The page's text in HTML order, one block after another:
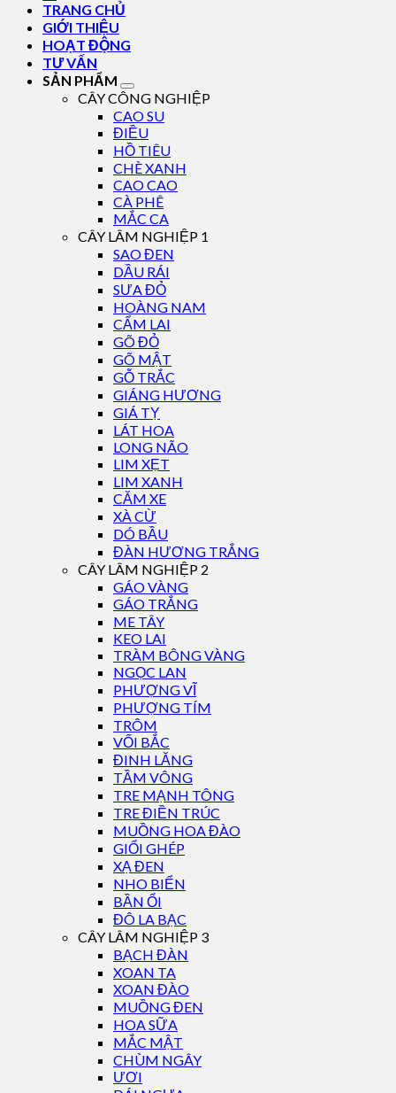
TRANG CHỦ
GIỚI THIỆU
HOẠT ĐỘNG
TƯ VẤN
SẢN PHẨM
CÂY CÔNG NGHIỆP
CAO SU
ĐIỀU
HỒ TIÊU
CHÈ XANH
CAO CAO
CÀ PHÊ
MẮC CA
CÂY LÂM NGHIỆP 1
SAO ĐEN
DẦU RÁI
SƯA ĐỎ
HOÀNG NAM
CẨM LAI
GÕ ĐỎ
GÕ MẬT
GỖ TRẮC
GIÁNG HƯƠNG
GIÁ TỴ
LÁT HOA
LONG NÃO
LIM XẸT
LIM XANH
CĂM XE
XÀ CỪ
DÓ BẦU
ĐÀN HƯƠNG TRẮNG
CÂY LÂM NGHIỆP 2
GÁO VÀNG
GÁO TRẮNG
ME TÂY
KEO LAI
TRÀM BÔNG VÀNG
NGỌC LAN
PHƯỢNG VĨ
PHƯỢNG TÍM
TRÔM
VỐI BẮC
ĐINH LĂNG
TẦM VÔNG
TRE MẠNH TÔNG
TRE ĐIỀN TRÚC
MUỒNG HOA ĐÀO
GIỔI GHÉP
XẠ ĐEN
NHO BIỂN
BẦN ỔI
ĐÔ LA BẠC
CÂY LÂM NGHIỆP 3
BẠCH ĐÀN
XOAN TA
XOAN ĐÀO
MUỒNG ĐEN
HOA SỮA
MẮC MẬT
CHÙM NGÂY
ƯƠI